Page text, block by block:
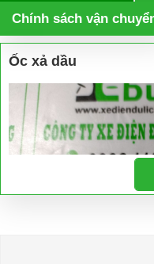
Chính sách vận
Ốc xả dầu